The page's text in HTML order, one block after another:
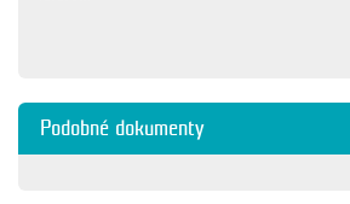
Podobné dokumenty